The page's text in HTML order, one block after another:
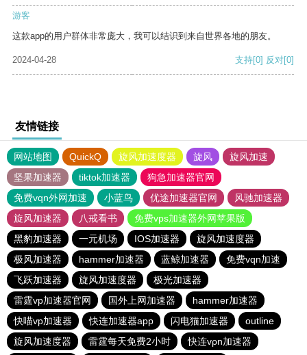
游客
这款app的用户群体非常庞大，我可以结识到来自世界各地的朋友。
2024-04-28 支持[0] 反对[0]
友情链接
网站地图 QuickQ 旋风加速度器 旋风
旋风加速
坚果加速器
tiktok加速器
狗急加速器官网
免费vqn外网加速
小蓝鸟 优途加速器官网
风驰加速器
旋风加速器
八戒看书
免费vps加速器外网苹果版
黑豹加速器
一元机场 IOS加速器
旋风加速度器
极风加速器
hammer加速器 蓝鲸加速器
免费vqn加速
飞跃加速器
旋风加速度器
极光加速器
雷霆vp加速器官网
国外上网加速器
hammer加速器
快喵vp加速器
快连加速器app 闪电猫加速器
outline
旋风加速度器
雷霆每天免费2小时 快连vρn加速器